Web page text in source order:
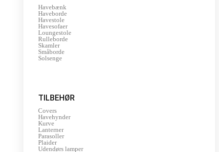
Havebænk
Haveborde
Havestole
Havesofaer
Loungestole
Rulleborde
Skamler
Småborde
Solsenge
TILBEHØR
Covers
Havehynder
Kurve
Lanterner
Parasoller
Plaider
Udendørs lamper